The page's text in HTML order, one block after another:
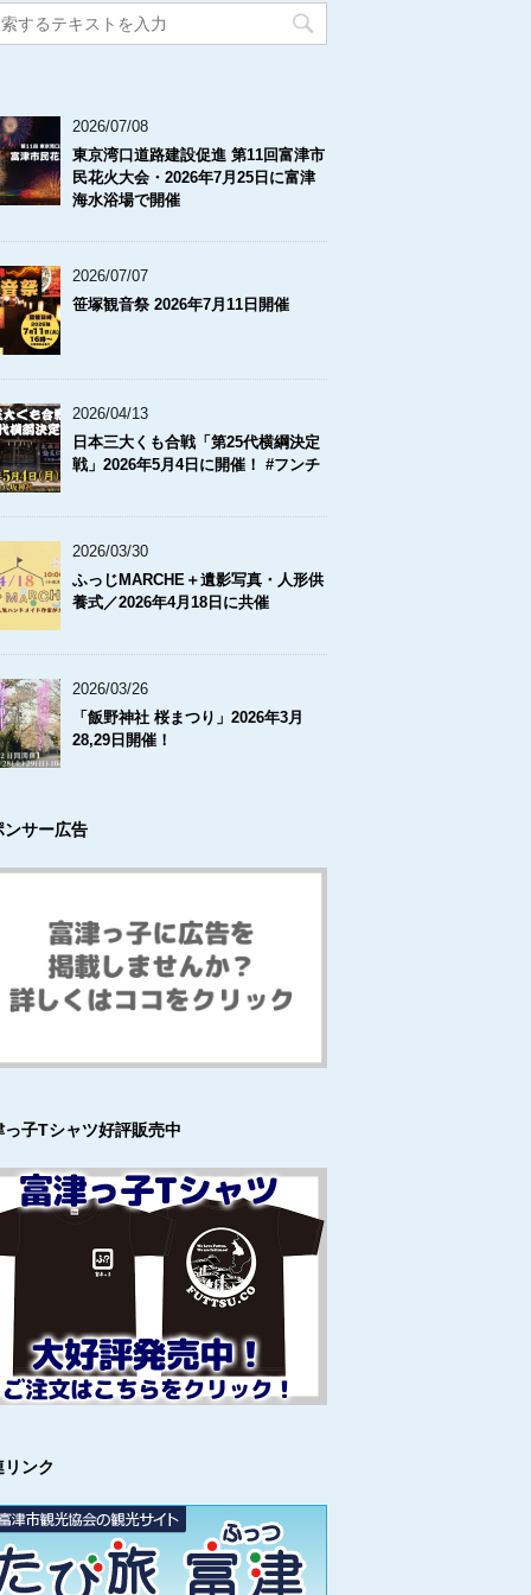
2026/07/08
東京湾口道路建設促進 第11回富津市
民花火大会・2026年7月25日に富津
海水浴場で開催
2026/07/07
笹塚観音祭 2026年7月11日開催
2026/04/13
日本三大くも合戦「第25代横綱決定
戦」2026年5月4日に開催！ #フンチ
2026/03/30
ふっじMARCHE＋遺影写真・人形供
養式／2026年4月18日に共催
2026/03/26
「飯野神社 桜まつり」2026年3月
28,29日開催！
ンサー広告
っ子Tシャツ好評販売中
リンク